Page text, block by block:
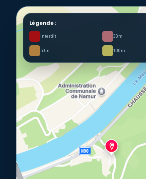
Légende :
Interdit 30m
50m 100m